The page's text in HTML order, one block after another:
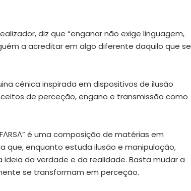
diz que “enganar não exige linguagem,
a acreditar em algo diferente daquilo que se
cénica inspirada em dispositivos de ilusão
de perceção, engano e transmissão como
é uma composição de matérias em
que, enquanto estuda ilusão e manipulação,
da verdade e da realidade. Basta mudar a
se transformam em perceção.